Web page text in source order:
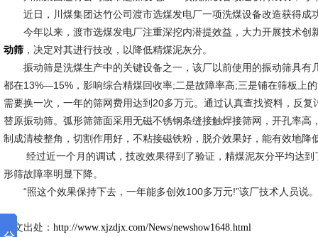
近日，川煤集团达竹公司渡市选煤发电厂一项洗煤设备改造获得成
今年以来，渡市选煤发电厂注重深挖内潜提效益，大力开展技术创
动筛 ，决定对其进行技改，以降低精煤泥灰分。
振动筛是洗煤生产中的关键设备之一，该厂以前使用的振动筛具有
都在13%—15%，影响综合精煤回收率;二是故障率高;三是铺在筛板上
需要换一次，一年的筛网费用达到20多万元。通过认真查找资料，反
替原振动筛。弧形筛筛面采用无磁不锈钢条缝接触焊接筛网，开孔率高
制成清棱整角，切割作用好，不粘接磁铁粉，脱介效果好，能有效地降
经过近一个月的调试，技改效果得到了验证，精煤泥灰分平均达到
形筛故障率明显下降。
“照这个效果保持下去，一年能多创效100多万元!”该厂技术人员说。
本文出处： http://www.xjzdjx.com/News/newshow1648.html